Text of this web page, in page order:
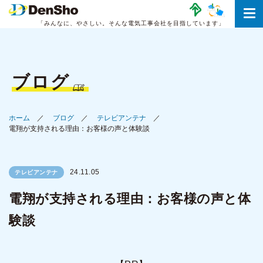
「みんなに、やさしい。 そんな電気工事会社を目指しています」
ブログ
ホーム ブログ
テレビアンテナ
電翔が支持される理由：お客様の声と体験談
テレビアンテナ 24.11.05
電翔が支持される理由：お客様の声と体
験談